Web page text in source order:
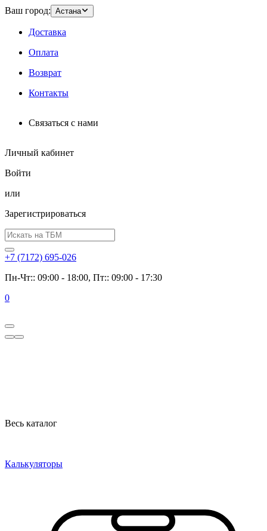
Ваш город: Астана
Доставка
Оплата
Возврат
Контакты
Связаться с нами
Личный кабинет
Войти
или
Зарегистрироваться
+7 (7172) 695-026
Пн-Чт:: 09:00 - 18:00, Пт:: 09:00 - 17:30
0
Весь каталог
Калькуляторы